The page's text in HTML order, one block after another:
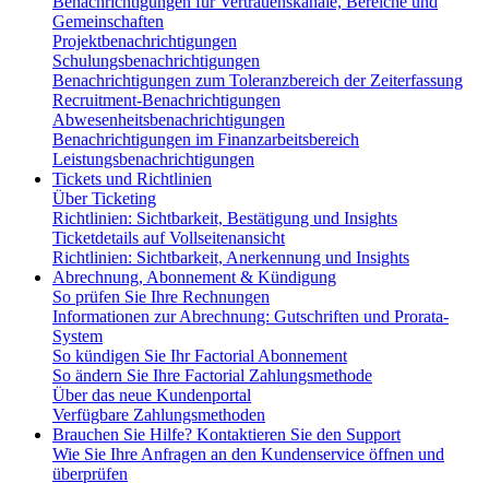
Gemeinschaften
Projektbenachrichtigungen
Schulungsbenachrichtigungen
Benachrichtigungen zum Toleranzbereich der Zeiterfassung
Recruitment-Benachrichtigungen
Abwesenheitsbenachrichtigungen
Benachrichtigungen im Finanzarbeitsbereich
Leistungsbenachrichtigungen
Tickets und Richtlinien
Über Ticketing
Richtlinien: Sichtbarkeit, Bestätigung und Insights
Ticketdetails auf Vollseitenansicht
Richtlinien: Sichtbarkeit, Anerkennung und Insights
Abrechnung, Abonnement & Kündigung
So prüfen Sie Ihre Rechnungen
Informationen zur Abrechnung: Gutschriften und Prorata-
System
So kündigen Sie Ihr Factorial Abonnement
So ändern Sie Ihre Factorial Zahlungsmethode
Über das neue Kundenportal
Verfügbare Zahlungsmethoden
Brauchen Sie Hilfe? Kontaktieren Sie den Support
Wie Sie Ihre Anfragen an den Kundenservice öffnen und
überprüfen